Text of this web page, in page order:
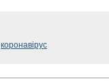
коронавірус